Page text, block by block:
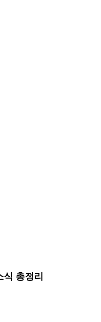
총정리